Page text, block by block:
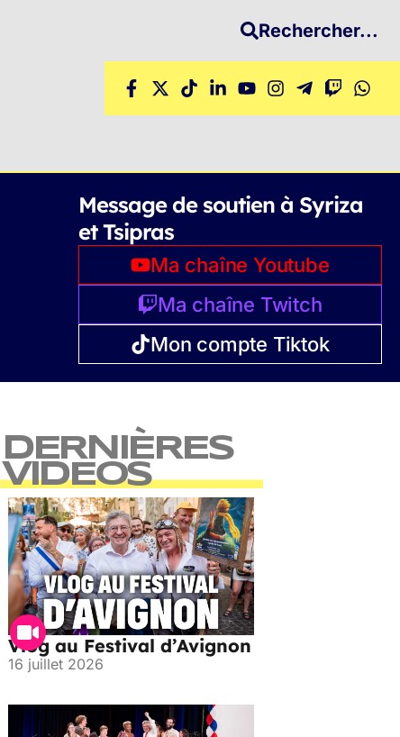
Rechercher...
Message de soutien à Syriza
et Tsipras
Ma chaîne Youtube
Ma chaîne Twitch
Mon compte Tiktok
DERNIÈRES
VIDEOS
Vlog au Festival d’Avignon
16 juillet 2026